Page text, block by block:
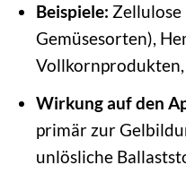
Beispiele:
Gemüsesorten),
Vollkornprodukten,
Wirkung auf den
primär zur
unlösliche